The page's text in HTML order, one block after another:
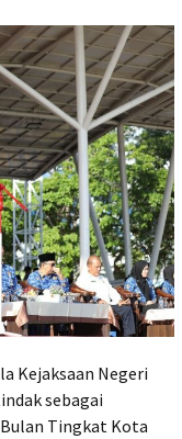
Kejaksaan Negeri
sebagai
Tingkat Kota